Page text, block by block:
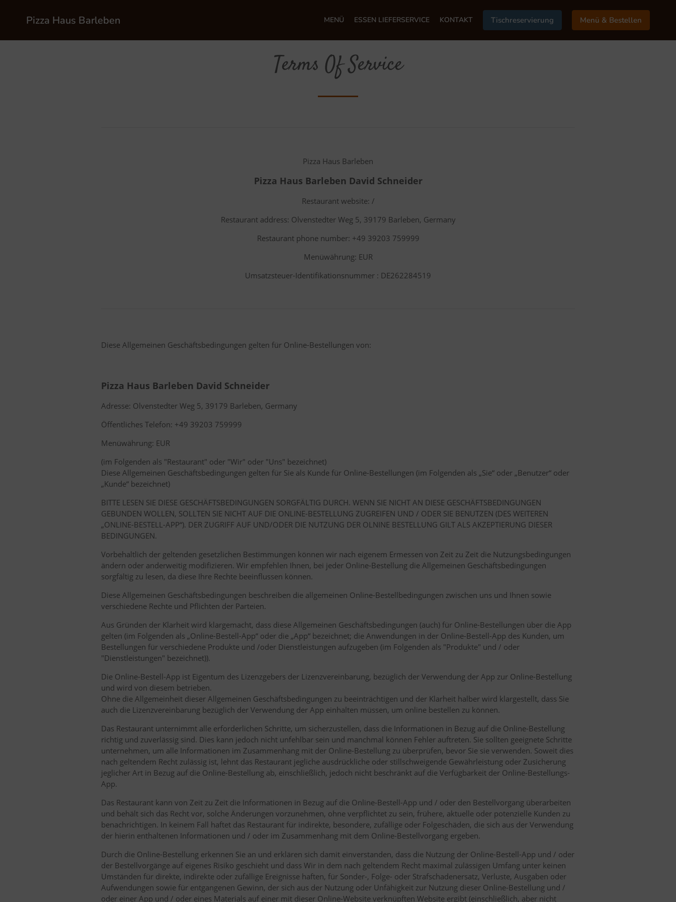
Pizza Haus Barleben MENÜ ESSEN LIEFERSERVICE KONTAKT Tischreservierung Menü & Bestellen
Terms Of Service
Pizza Haus Barleben
Pizza Haus Barleben David Schneider
Restaurant website: /
Restaurant address: Olvenstedter Weg 5, 39179 Barleben, Germany
Restaurant phone number: +49 39203 759999
Menüwährung: EUR
Umsatzsteuer-Identifikationsnummer : DE262284519
Diese Allgemeinen Geschäftsbedingungen gelten für Online-Bestellungen von:
Pizza Haus Barleben David Schneider
Adresse: Olvenstedter Weg 5, 39179 Barleben, Germany
Öffentliches Telefon: +49 39203 759999
Menüwährung: EUR
(im Folgenden als "Restaurant" oder "Wir" oder "Uns" bezeichnet)
Diese Allgemeinen Geschäftsbedingungen gelten für Sie als Kunde für Online-Bestellungen (im Folgenden als „Sie“ oder „Benutzer“ oder
„Kunde“ bezeichnet)
BITTE LESEN SIE DIESE GESCHÄFTSBEDINGUNGEN SORGFÄLTIG DURCH. WENN SIE NICHT AN DIESE GESCHÄFTSBEDINGUNGEN
GEBUNDEN WOLLEN, SOLLTEN SIE NICHT AUF DIE ONLINE-BESTELLUNG ZUGREIFEN UND / ODER SIE BENUTZEN (DES WEITEREN
„ONLINE-BESTELL-APP“). DER ZUGRIFF AUF UND/ODER DIE NUTZUNG DER OLNINE BESTELLUNG GILT ALS AKZEPTIERUNG DIESER
BEDINGUNGEN.
Vorbehaltlich der geltenden gesetzlichen Bestimmungen können wir nach eigenem Ermessen von Zeit zu Zeit die Nutzungsbedingungen
ändern oder anderweitig modifizieren. Wir empfehlen Ihnen, bei jeder Online-Bestellung die Allgemeinen Geschäftsbedingungen
sorgfältig zu lesen, da diese Ihre Rechte beeinflussen können.
Diese Allgemeinen Geschäftsbedingungen beschreiben die allgemeinen Online-Bestellbedingungen zwischen uns und Ihnen sowie
verschiedene Rechte und Pflichten der Parteien.
Aus Gründen der Klarheit wird klargemacht, dass diese Allgemeinen Geschäftsbedingungen (auch) für Online-Bestellungen über die App
gelten (im Folgenden als „Online-Bestell-App“ oder die „App“ bezeichnet; die Anwendungen in der Online-Bestell-App des Kunden, um
Bestellungen für verschiedene Produkte und /oder Dienstleistungen aufzugeben (im Folgenden als "Produkte" und / oder
"Dienstleistungen" bezeichnet)).
Die Online-Bestell-App ist Eigentum des Lizenzgebers der Lizenzvereinbarung, bezüglich der Verwendung der App zur Online-Bestellung
und wird von diesem betrieben.
Ohne die Allgemeinheit dieser Allgemeinen Geschäftsbedingungen zu beeinträchtigen und der Klarheit halber wird klargestellt, dass Sie
auch die Lizenzvereinbarung bezüglich der Verwendung der App einhalten müssen, um online bestellen zu können.
Das Restaurant unternimmt alle erforderlichen Schritte, um sicherzustellen, dass die Informationen in Bezug auf die Online-Bestellung
richtig und zuverlässig sind. Dies kann jedoch nicht unfehlbar sein und manchmal können Fehler auftreten. Sie sollten geeignete Schritte
unternehmen, um alle Informationen im Zusammenhang mit der Online-Bestellung zu überprüfen, bevor Sie sie verwenden. Soweit dies
nach geltendem Recht zulässig ist, lehnt das Restaurant jegliche ausdrückliche oder stillschweigende Gewährleistung oder Zusicherung
jeglicher Art in Bezug auf die Online-Bestellung ab, einschließlich, jedoch nicht beschränkt auf die Verfügbarkeit der Online-Bestellungs-
App.
Das Restaurant kann von Zeit zu Zeit die Informationen in Bezug auf die Online-Bestell-App und / oder den Bestellvorgang überarbeiten
und behält sich das Recht vor, solche Änderungen vorzunehmen, ohne verpflichtet zu sein, frühere, aktuelle oder potenzielle Kunden zu
benachrichtigen. In keinem Fall haftet das Restaurant für indirekte, besondere, zufällige oder Folgeschäden, die sich aus der Verwendung
der hierin enthaltenen Informationen und / oder im Zusammenhang mit dem Online-Bestellvorgang ergeben.
Durch die Online-Bestellung erkennen Sie an und erklären sich damit einverstanden, dass die Nutzung der Online-Bestell-App und / oder
der Bestellvorgänge auf eigenes Risiko geschieht und dass Wir in dem nach geltendem Recht maximal zulässigen Umfang unter keinen
Umständen für direkte, indirekte oder zufällige Ereignisse haften, für Sonder-, Folge- oder Strafschadenersatz, Verluste, Ausgaben oder
Aufwendungen sowie für entgangenen Gewinn, der sich aus der Nutzung oder Unfähigkeit zur Nutzung dieser Online-Bestellung und /
oder einer App und / oder eines Materials auf einer mit dieser Online-Website verknüpften Website ergibt (einschließlich, aber nicht